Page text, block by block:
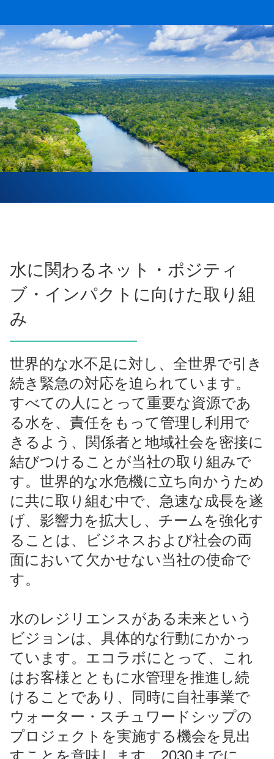
水に関わるネット・ポジティ
ブ・インパクトに向けた取り組
み
世界的な水不足に対し、全世界で引き
続き緊急の対応を迫られています。
すべての人にとって重要な資源であ
る水を、責任をもって管理し利用で
きるよう、関係者と地域社会を密接に
結びつけることが当社の取り組みで
す。世界的な水危機に立ち向かうため
に共に取り組む中で、急速な成長を遂
げ、影響力を拡大し、チームを強化す
ることは、ビジネスおよび社会の両
面において欠かせない当社の使命で
す。
水のレジリエンスがある未来という
ビジョンは、具体的な行動にかかっ
ています。エコラボにとって、これ
はお客様とともに水管理を推進し続
けることであり、同時に自社事業で
ウォーター・スチュワードシップの
プロジェクトを実施する機会を見出